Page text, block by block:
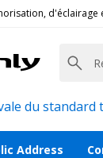
du
Address